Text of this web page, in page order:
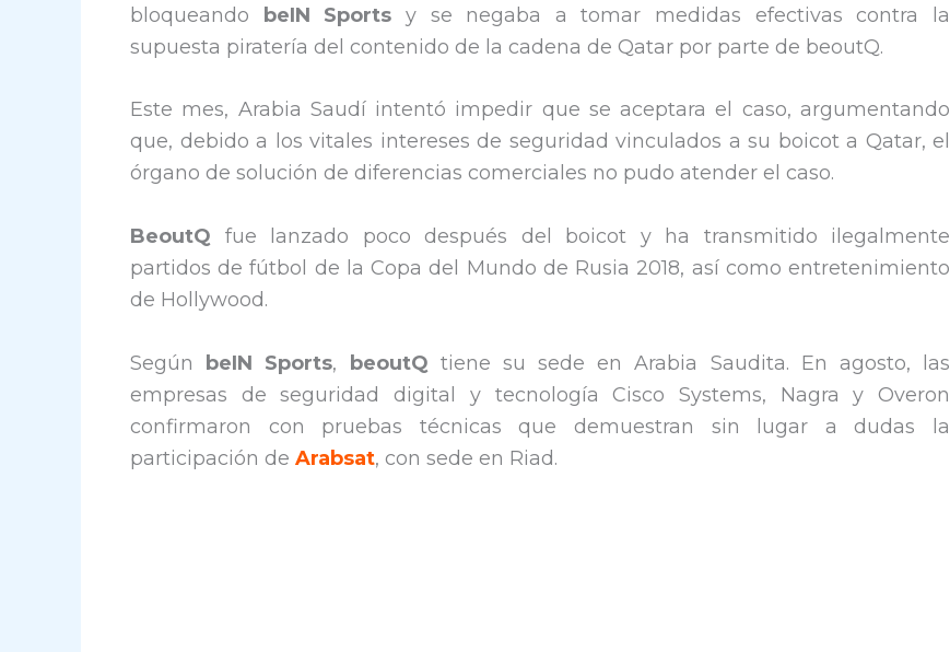
bloqueando beIN Sports y se negaba a tomar medidas efectivas contra la
supuesta piratería del contenido de la cadena de Qatar por parte de beoutQ.
Este mes, Arabia Saudí intentó impedir que se aceptara el caso, argumentando
que, debido a los vitales intereses de seguridad vinculados a su boicot a Qatar, el
órgano de solución de diferencias comerciales no pudo atender el caso.
BeoutQ fue lanzado poco después del boicot y ha transmitido ilegalmente
partidos de fútbol de la Copa del Mundo de Rusia 2018, así como entretenimiento
de Hollywood.
Según beIN Sports, beoutQ tiene su sede en Arabia Saudita. En agosto, las
empresas de seguridad digital y tecnología Cisco Systems, Nagra y Overon
confirmaron con pruebas técnicas que demuestran sin lugar a dudas la
participación de Arabsat, con sede en Riad.